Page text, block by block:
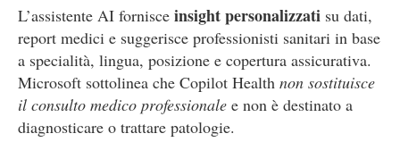
L’assistente AI fornisce insight personalizzati su dati,
report medici e suggerisce professionisti sanitari in base
a specialità, lingua, posizione e copertura assicurativa.
Microsoft sottolinea che Copilot Health non sostituisce
il consulto medico professionale e non è destinato a
diagnosticare o trattare patologie.